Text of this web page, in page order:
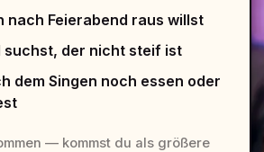
nach Feierabend raus willst
suchst, der nicht steif ist
dem Singen noch essen oder
— kommst du als größere